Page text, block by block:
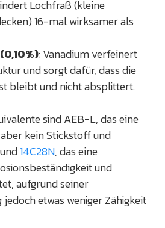
Lochfraß (kleine
16-mal wirksamer als
: Vanadium verfeinert
und sorgt dafür, dass die
bleibt und nicht absplittert.
sind AEB-L, das eine
kein Stickstoff und
14C28N, das eine
und
aufgrund seiner
etwas weniger Zähigkeit